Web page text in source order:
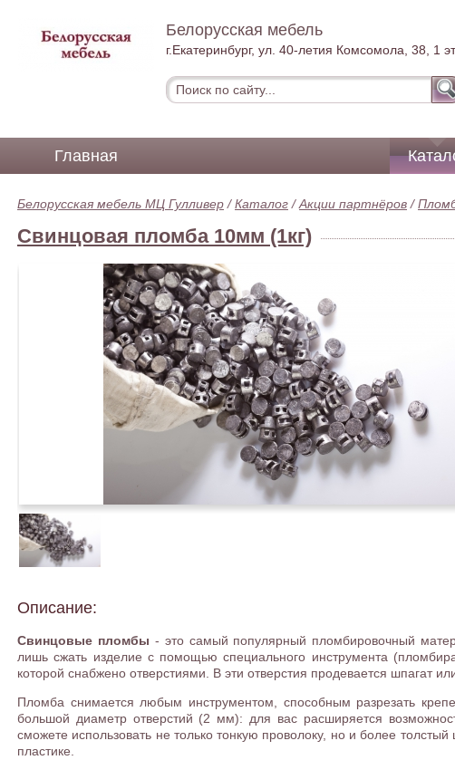
Белорусская мебель
г.Екатеринбург, ул. 40-летия Комсомола, 38, 1
Главная
Белорусская мебель МЦ Гулливер /Каталог /Акции партнёров /
Свинцовая пломба 10мм (1кг)
Описание:
Свинцовые пломбы - это самый популярный пломбировочный
лишь сжать изделие с помощью специального инструмента
которой снабжено отверстиями. В эти отверстия продевается шпагат
Пломба снимается любым инструментом, способным разрезать
большой диаметр отверстий (2 мм): для вас расширяется
сможете использовать не только тонкую проволоку, но и более
пластике.